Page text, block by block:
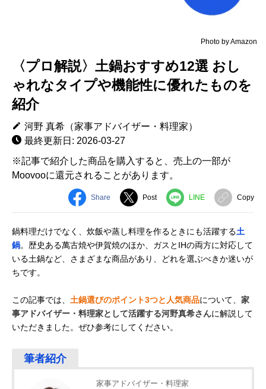
Photo by Amazon
〈プロ解説〉土鍋おすすめ12選 おし
ゃれなタイプや機能性に優れたものを
紹介
河野 真希（家事アドバイザー・料理家）
最終更新日: 2026-03-27
※記事で紹介した商品を購入すると、売上の一部が
Moovooに還元されることがあります。
Share Post LINE Copy
鍋料理だけでなく、炊飯や蒸し料理を作るときにも活躍する土
鍋。歴史ある萬古焼や伊賀焼のほか、ガスとIHの両方に対応して
いる土鍋など、さまざまな商品があり、どれを選ぶべきか迷いが
ちです。
この記事では、 土鍋選びのポイント3つと人気商品について、 家
事アドバイザー・料理家として活躍する河野真希さんに解説して
いただきました。ぜひ参考にしてください。
家事アドバイザー・料理家